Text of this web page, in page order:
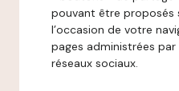
pouvant être proposés
l’occasion de votre
pages administrées
réseaux sociaux.